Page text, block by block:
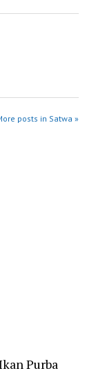
posts in Satwa »
Purba